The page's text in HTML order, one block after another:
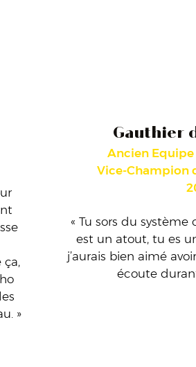
ça,
»
Gauthier
Ancien Equipe
Vice-Champion
« Tu sors du
est un atout, tu es
j’aurais bien aimé
écoute